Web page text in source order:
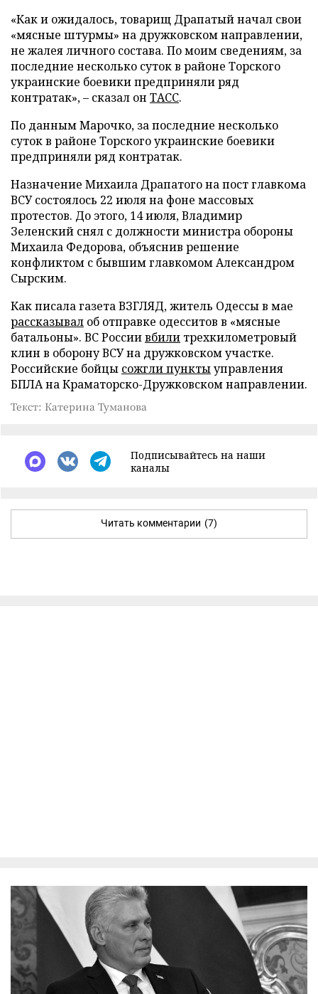
«Как и ожидалось, товарищ Драпатый начал свои
«мясные штурмы» на дружковском направлении,
не жалея личного состава. По моим сведениям, за
последние несколько суток в районе Торского
украинские боевики предприняли ряд
контратак», – сказал он ТАСС.
По данным Марочко, за последние несколько
суток в районе Торского украинские боевики
предприняли ряд контратак.
Назначение Михаила Драпатого на пост главкома
ВСУ состоялось 22 июля на фоне массовых
протестов. До этого, 14 июля, Владимир
Зеленский снял с должности министра обороны
Михаила Федорова, объяснив решение
конфликтом с бывшим главкомом Александром
Сырским.
Как писала газета ВЗГЛЯД, житель Одессы в мае
рассказывал об отправке одесситов в «мясные
батальоны». ВС Россиивбили трехкилометровый
клин в оборону ВСУ на дружковском участке.
Российские бойцы сожгли пунктыуправления
БПЛА на Краматорско-Дружковском направлении.
Текст: Катерина Туманова
Подписывайтесь на наши
каналы
Читать комментарии (7)